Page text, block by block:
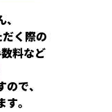
く際の
料など
で、
。